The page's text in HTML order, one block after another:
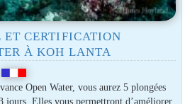
ET CERTIFICATION
À KOH LANTA
Open Water, vous aurez 5 plongées
jours. Elles vous permettront d’améliorer